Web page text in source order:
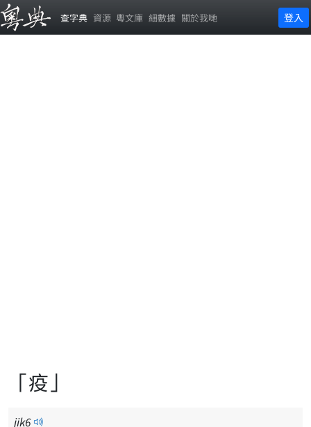
查字典 資源 粵文庫 細數據 關於我哋 登入
「疫」
jik6